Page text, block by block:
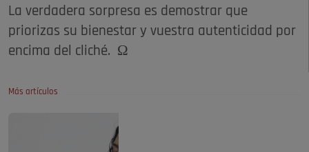
La verdadera sorpresa es demostrar que
priorizas su bienestar y vuestra autenticidad por
encima del cliché. Ω
Más artículos